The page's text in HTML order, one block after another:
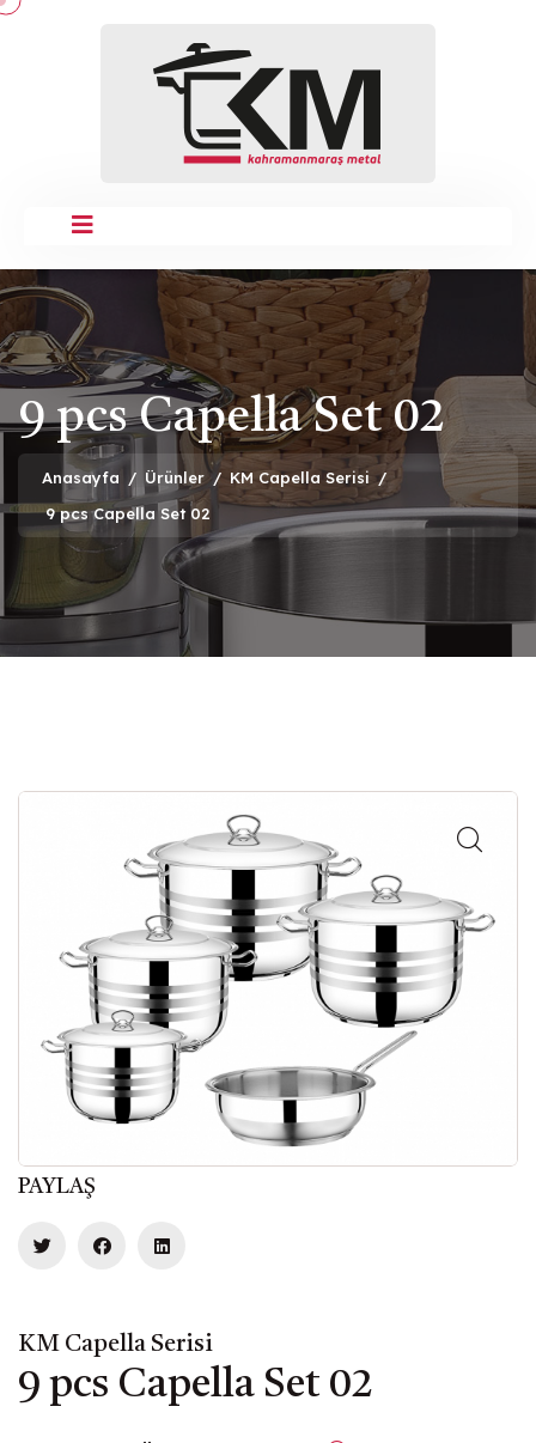
9 pcs Capella Set 02
Anasayfa / Ürünler / KM Capella Serisi /
9 pcs Capella Set 02
PAYLAŞ
KM Capella Serisi
9 pcs Capella Set 02